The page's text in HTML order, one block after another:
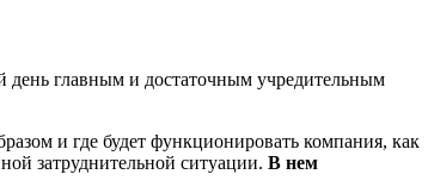
главным и достаточным учредительным
и где будет функционировать компания, как
затруднительной ситуации. В нем